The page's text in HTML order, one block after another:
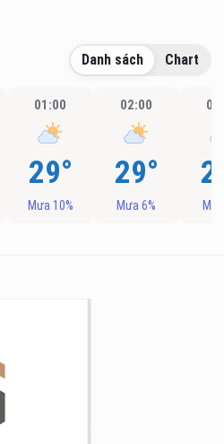
Danh sách Chart
01:00
29°
Mưa 10%
02:00
29°
Mưa 6%